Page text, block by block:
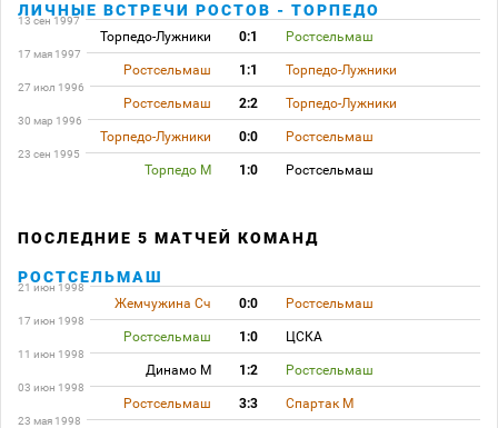
ЛИЧНЫЕ ВСТРЕЧИ РОСТОВ - ТОРПЕДО
13 сен 1997
Торпедо-Лужники 0:1 Ростсельмаш
17 мая 1997
Ростсельмаш 1:1 Торпедо-Лужники
27 июл 1996
Ростсельмаш 2:2 Торпедо-Лужники
30 мар 1996
Торпедо-Лужники 0:0 Ростсельмаш
23 сен 1995
Торпедо М 1:0 Ростсельмаш
ПОСЛЕДНИЕ 5 МАТЧЕЙ КОМАНД
РОСТСЕЛЬМАШ
21 июн 1998
Жемчужина Сч 0:0 Ростсельмаш
17 июн 1998
Ростсельмаш 1:0 ЦСКА
11 июн 1998
Динамо М 1:2 Ростсельмаш
03 июн 1998
Ростсельмаш 3:3 Спартак М
23 мая 1998